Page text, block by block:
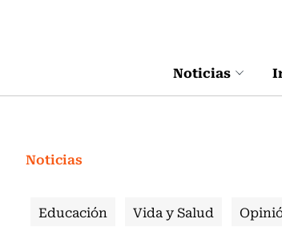
Noticias
Noticias
Educación Vida y Salud